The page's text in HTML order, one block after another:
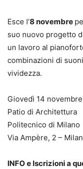
Esce l’8 novembre
suo nuovo progetto
un lavoro al
combinazioni di
vividezza.
Giovedì 14
Patio di Architettura
Politecnico di Milano
Via Ampère, 2 –
INFO e Iscrizioni a